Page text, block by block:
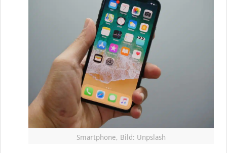
Smartphone, Bild: Unpslash